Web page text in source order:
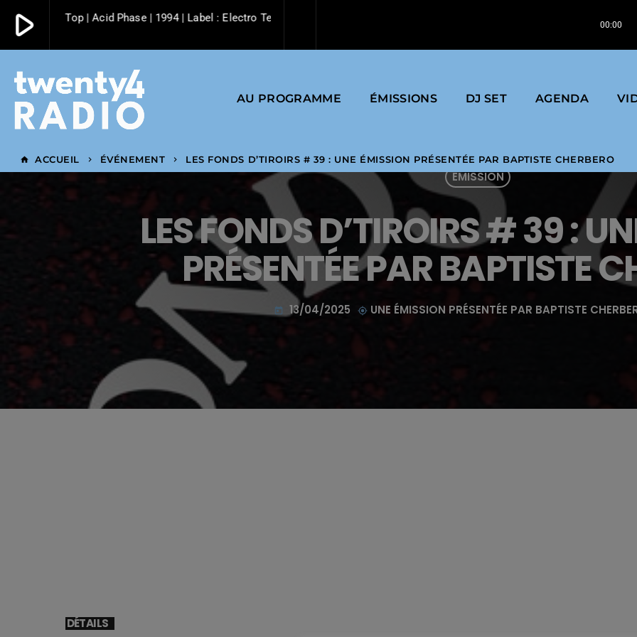
play_arrow Top | Acid Phase | 1994 | Label : Electro Techno Pulse Records
00:00
play_arrow
AU PROGRAMME ÉMISSIONS DJ SET AGENDA
home ACCUEIL keyboard_arrow_right ÉVÉNEMENT keyboard_arrow_right LES FONDS D’TIROIRS # 39 : UNE ÉMISSION PRÉSENTÉE PAR BAPTISTE CHERBERO
EMISSION
LES FONDS D’TIROIRS # 39 :
PRÉSENTÉE PAR BAPTISTE
today 13/04/2025 my_location UNE ÉMISSION PRÉSENTÉE PAR BAPTISTE
DÉTAILS